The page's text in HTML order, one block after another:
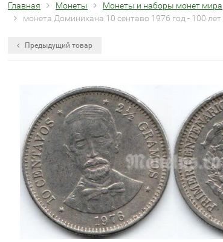
Главная Монеты Монеты и наборы монет мира
монета Доминикана 10 сентаво 1976 год - 100
Предыдущий товар